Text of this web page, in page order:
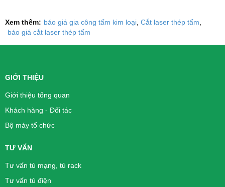
Xem thêm: báo giá gia công tấm kim loại Cắt laser thép tấm
báo giá cắt laser thép tấm
GIỚI THIỆU
Giới thiệu tổng quan
Khách hàng - Đối tác
Bộ máy tổ chức
TƯ VẤN
Tư vấn tủ mạng, tủ rack
Tư vấn tủ điện